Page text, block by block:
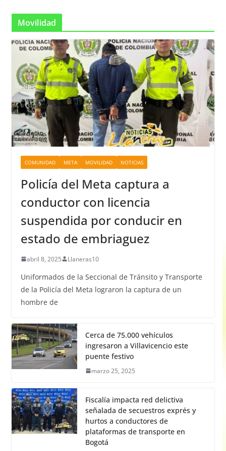
Movilidad
COMUNIDAD META MOVILIDAD NOTICIAS
Policía del Meta captura a
conductor con licencia
suspendida por conducir en
estado de embriaguez
abril 8, 2025 Llaneras10
Uniformados de la Seccional de Tránsito y Transporte
de la Policía del Meta lograron la captura de un
hombre de
Cerca de 75.000 vehículos
ingresaron a Villavicencio este
puente festivo
marzo 25, 2025
Fiscalía impacta red delictiva
señalada de secuestros exprés y
hurtos a conductores de
plataformas de transporte en
Bogotá